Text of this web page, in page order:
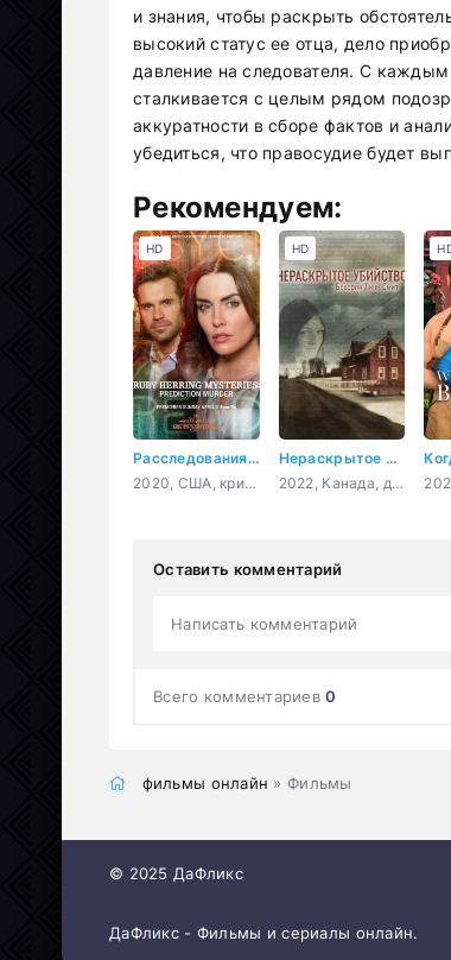
и знания, чтобы раскрыть
высокий статус ее отца, дело
давление на следователя. С
сталкивается с целым рядом
аккуратности в сборе фактов и
убедиться, что правосудие будет
Рекомендуем:
Расследования Руби Херринг: Предсказание убийства
2020, США, криминал, детектив
HD
Нераскрытое убийство Беверли Линн Смит
2022, Канада, документальный, криминал, детектив
HD
Оставить комментарий
Написать комментарий
Всего комментариев0
фильмы онлайн » Фильмы
© 2025 ДаФликс
ДаФликс - Фильмы и сериалы онлайн.